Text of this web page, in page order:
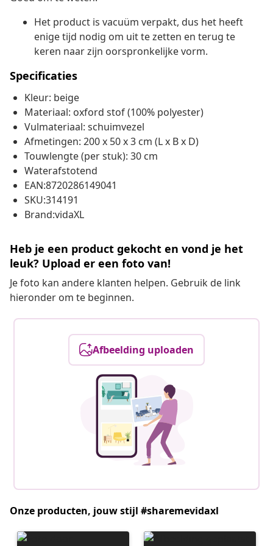
Het product is vacuüm verpakt, dus het heeft
enige tijd nodig om uit te zetten en terug te
keren naar zijn oorspronkelijke vorm.
Specificaties
Kleur: beige
Materiaal: oxford stof (100% polyester)
Vulmateriaal: schuimvezel
Afmetingen: 200 x 50 x 3 cm (L x B x D)
Touwlengte (per stuk): 30 cm
Waterafstotend
EAN:8720286149041
SKU:314191
Brand:vidaXL
Heb je een product gekocht en vond je het
leuk? Upload er een foto van!
Je foto kan andere klanten helpen. Gebruik de link
hieronder om te beginnen.
Afbeelding uploaden
Onze producten, jouw stijl #sharemevidaxl